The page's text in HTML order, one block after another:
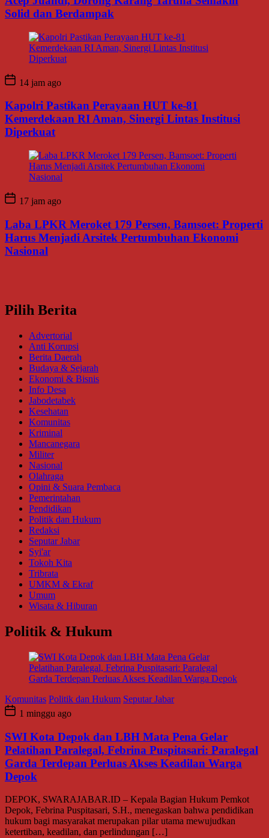
Solid dan Berdampak
14 jam ago
Kapolri Pastikan Perayaan HUT ke-81
Kemerdekaan RI Aman, Sinergi Lintas Institusi
Diperkuat
17 jam ago
Laba LPKR Meroket 179 Persen, Bamsoet: Properti
Harus Menjadi Arsitek Pertumbuhan Ekonomi
Nasional
Pilih Berita
Advertorial
Anti Korupsi
Berita Daerah
Budaya & Sejarah
Ekonomi & Bisnis
Info Desa
Jabodetabek
Kesehatan
Komunitas
Kriminal
Mancanegara
Militer
Nasional
Olahraga
Opini & Suara Pembaca
Pemerintahan
Pendidikan
Politik dan Hukum
Redaksi
Seputar Jabar
Syi'ar
Tokoh Kita
Tribrata
UMKM & Ekraf
Umum
Wisata & Hiburan
Politik & Hukum
Komunitas Politik dan Hukum Seputar Jabar
1 minggu ago
SWI Kota Depok dan LBH Mata Pena Gelar
Pelatihan Paralegal, Febrina Puspitasari: Paralegal
Garda Terdepan Perluas Akses Keadilan Warga
Depok
DEPOK, SWARAJABAR.ID – Kepala Bagian Hukum Pemkot
Depok, Febrina Puspitasari, S.H., menegaskan bahwa pendidikan
hukum bagi masyarakat merupakan pilar utama mewujudkan
ketertiban, keadilan, dan perlindungan […]